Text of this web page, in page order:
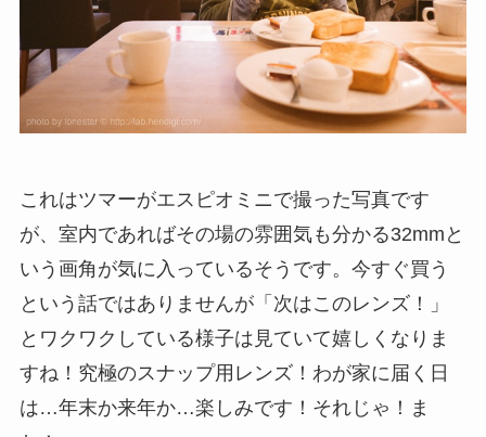
これはツマーがエスピオミニで撮った写真です
が、室内であればその場の雰囲気も分かる32mmと
いう画角が気に入っているそうです。今すぐ買う
という話ではありませんが「次はこのレンズ！」
とワクワクしている様子は見ていて嬉しくなりま
すね！究極のスナップ用レンズ！わが家に届く日
は…年末か来年か…楽しみです！それじゃ！ま